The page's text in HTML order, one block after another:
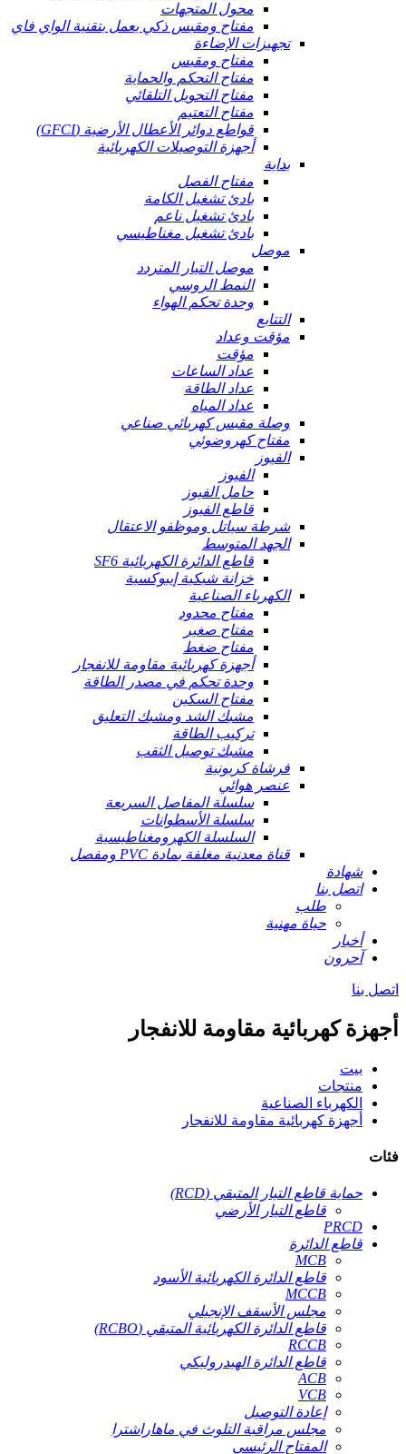
محول المتجهات
مفتاح ومقبس ذكي يعمل بتقنية الواي فاي
تجهيزات الإضاءة
مفتاح ومقبس
مفتاح التحكم والحماية
مفتاح التحويل التلقائي
مفتاح التعتيم
قواطع دوائر الأعطال الأرضية (GFCI)
أجهزة التوصيلات الكهربائية
بداية
مفتاح الفصل
بادئ تشغيل الكامة
بادئ تشغيل ناعم
بادئ تشغيل مغناطيسي
موصل
موصل التيار المتردد
النمط الروسي
وحدة تحكم الهواء
التتابع
مؤقت وعداد
مؤقت
عداد الساعات
عداد الطاقة
عداد المياه
وصلة مقبس كهربائي صناعي
مفتاح كهروضوئي
الفيوز
الفيوز
حامل الفيوز
قاطع الفيوز
شرطة سياتل وموظفو الاعتقال
الجهد المتوسط
قاطع الدائرة الكهربائية SF6
خزانة شبكية إيبوكسية
الكهرباء الصناعية
مفتاح محدود
مفتاح صغير
مفتاح ضغط
أجهزة كهربائية مقاومة للانفجار
وحدة تحكم في مصدر الطاقة
مفتاح السكين
مشبك الشد ومشبك التعليق
تركيب الطاقة
مشبك توصيل الثقب
فرشاة كربونية
عنصر هوائي
سلسلة المفاصل السريعة
سلسلة الأسطوانات
السلسلة الكهرومغناطيسية
قناة معدنية مغلفة بمادة PVC ومفصل
شهادة
اتصل بنا
طلب
حياة مهنية
أخبار
آحرون
اتصل بنا
أجهزة كهربائية مقاومة للانفجار
بيت
منتجات
الكهرباء الصناعية
أجهزة كهربائية مقاومة للانفجار
فئات
حماية قاطع التيار المتبقي (RCD)
قاطع التيار الأرضي
PRCD
قاطع الدائرة
MCB
قاطع الدائرة الكهربائية الأسود
MCCB
مجلس الأسقف الإنجيلي
قاطع الدائرة الكهربائية المتبقي (RCBO)
RCCB
قاطع الدائرة الهيدروليكي
ACB
VCB
إعادة التوصيل
مجلس مراقبة التلوث في ماهاراشترا
المفتاح الرئيسي